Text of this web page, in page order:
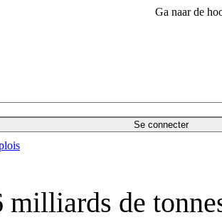
Ga naar de
Se connecter
de